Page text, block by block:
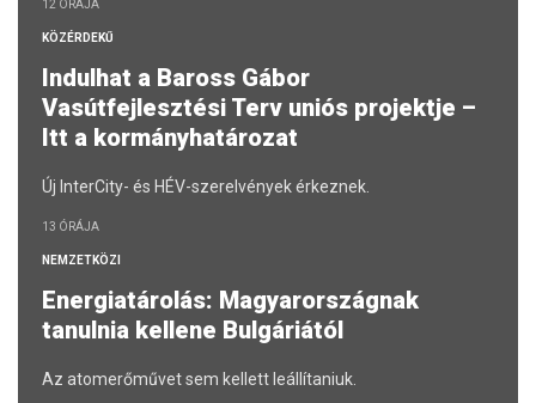
12 ÓRÁJA
KÖZÉRDEKŰ
Indulhat a Baross Gábor
Vasútfejlesztési Terv uniós projektje –
Itt a kormányhatározat
Új InterCity- és HÉV-szerelvények érkeznek.
13 ÓRÁJA
NEMZETKÖZI
Energiatárolás: Magyarországnak
tanulnia kellene Bulgáriától
Az atomerőművet sem kellett leállítaniuk.